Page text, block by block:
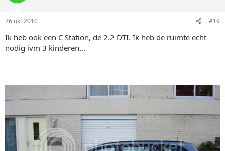
26 okt 2010 #19
Ik heb ook een C Station, de 2.2 DTI. Ik heb de ruimte echt
nodig ivm 3 kinderen...